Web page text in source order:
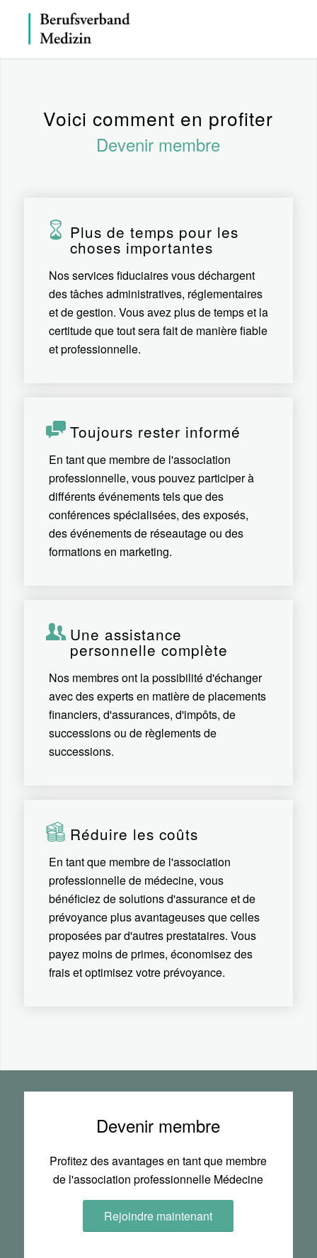
Voici comment en profiter
Devenir membre
Plus de temps pour les
choses importantes
Nos services fiduciaires vous déchargent
des tâches administratives, réglementaires
et de gestion. Vous avez plus de temps et la
certitude que tout sera fait de manière fiable
et professionnelle.
Toujours rester informé
En tant que membre de l'association
professionnelle, vous pouvez participer à
différents événements tels que des
conférences spécialisées, des exposés,
des événements de réseautage ou des
formations en marketing.
Une assistance
personnelle complète
Nos membres ont la possibilité d'échanger
avec des experts en matière de placements
financiers, d'assurances, d'impôts, de
successions ou de règlements de
successions.
Réduire les coûts
En tant que membre de l'association
professionnelle de médecine, vous
bénéficiez de solutions d'assurance et de
prévoyance plus avantageuses que celles
proposées par d'autres prestataires. Vous
payez moins de primes, économisez des
frais et optimisez votre prévoyance.
Devenir membre
Profitez des avantages en tant que membre
de l'association professionnelle Médecine
Rejoindre maintenant